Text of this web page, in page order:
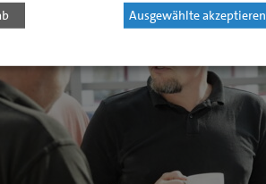
Ausgewählte akzeptieren